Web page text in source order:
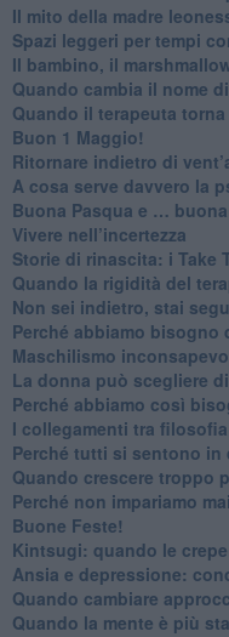
​Il mito della madre
Spazi leggeri per tempi
Il bambino, il
​Quando cambia il nome
​Quando il terapeuta torna
​Buon 1 Maggio!
Ritornare indietro di
​A cosa serve davvero la
​Buona Pasqua e …
​Vivere nell’incertezza
​Storie di rinascita: i Take
​Quando la rigidità del
​Non sei indietro, stai
​Perché abbiamo bisogno
​Maschilismo
​La donna può scegliere
​Perché abbiamo così
​I collegamenti tra
​Perché tutti si sentono in
​Quando crescere troppo
​Perché non impariamo
​Buone Feste!
​Kintsugi: quando le
Ansia e depressione:
Quando cambiare
​Quando la mente è più